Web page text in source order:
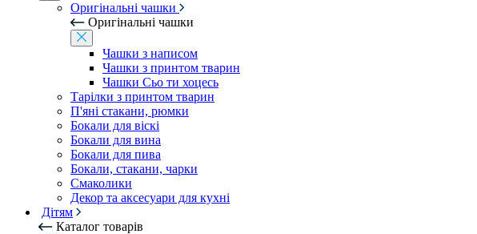
Оригінальні чашки
Оригінальні чашки
Чашки з написом
Чашки з принтом тварин
Чашки Сьо ти хоцесь
Тарілки з принтом тварин
П'яні стакани, рюмки
Бокали для віскі
Бокали для вина
Бокали для пива
Бокали, стакани, чарки
Смаколики
Декор та аксесуари для кухні
Дітям
Каталог товарів